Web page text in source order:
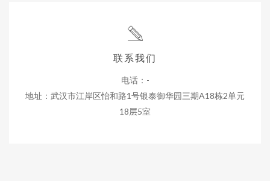
联系我们
电话：-
地址：武汉市江岸区怡和路1号银泰御华园三期A18栋2单元
18层5室